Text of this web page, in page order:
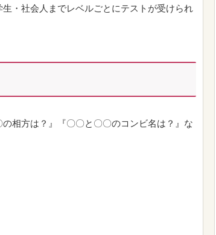
・社会人までレベルごとにテストが受けられ
相方は？』『〇〇と〇〇のコンビ名は？』な